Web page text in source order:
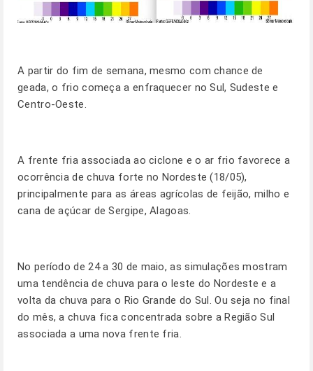
A partir do fim de semana, mesmo com chance de
geada, o frio começa a enfraquecer no Sul, Sudeste e
Centro-Oeste.
A frente fria associada ao ciclone e o ar frio favorece a
ocorrência de chuva forte no Nordeste (18/05),
principalmente para as áreas agrícolas de feijão, milho e
cana de açúcar de Sergipe, Alagoas.
No período de 24 a 30 de maio, as simulações mostram
uma tendência de chuva para o leste do Nordeste e a
volta da chuva para o Rio Grande do Sul. Ou seja no final
do mês, a chuva fica concentrada sobre a Região Sul
associada a uma nova frente fria.